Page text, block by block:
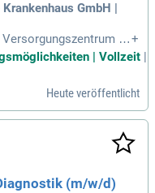
GmbH |
in
zum nächstmögliche
+
| Vollzeit
Heute veröffentlicht
(m/w/d)